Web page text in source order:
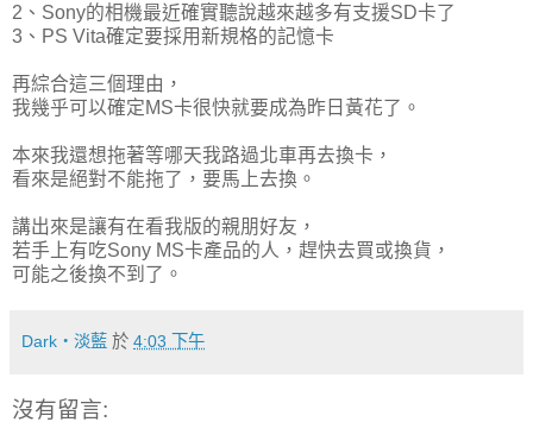
2、Sony的相機最近確實聽說越來越多有支援SD卡了
3、PS Vita確定要採用新規格的記憶卡
再綜合這三個理由，
我幾乎可以確定MS卡很快就要成為昨日黃花了。
本來我還想拖著等哪天我路過北車再去換卡，
看來是絕對不能拖了，要馬上去換。
講出來是讓有在看我版的親朋好友，
若手上有吃Sony MS卡產品的人，趕快去買或換貨，
可能之後換不到了。
Dark‧淡藍 於 4:03 下午
沒有留言: